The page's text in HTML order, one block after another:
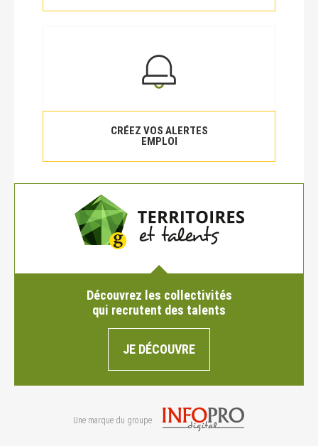
CRÉEZ VOS ALERTES
EMPLOI
Découvrez les collectivités
qui recrutent des talents
JE DÉCOUVRE
Une marque du groupe